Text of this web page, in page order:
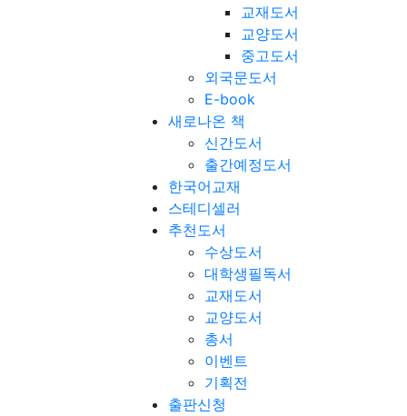
교재도서
교양도서
중고도서
외국문도서
E-book
새로나온 책
신간도서
출간예정도서
한국어교재
스테디셀러
추천도서
수상도서
대학생필독서
교재도서
교양도서
총서
이벤트
기획전
출판신청